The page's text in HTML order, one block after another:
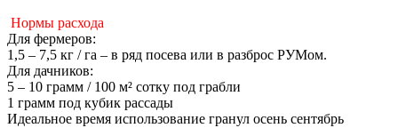
Нормы расхода
Для фермеров:
1,5 – 7,5 кг / га – в ряд посева или в разброс РУМом.
Для дачников:
5 – 10 грамм / 100 м² сотку под грабли
1 грамм под кубик рассады
Идеальное время использование гранул осень сентябрь